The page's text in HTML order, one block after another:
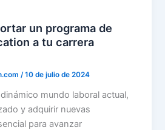
un programa de
a tu carrera
/10 de julio de 2024
mundo laboral actual,
y adquirir nuevas
para avanzar